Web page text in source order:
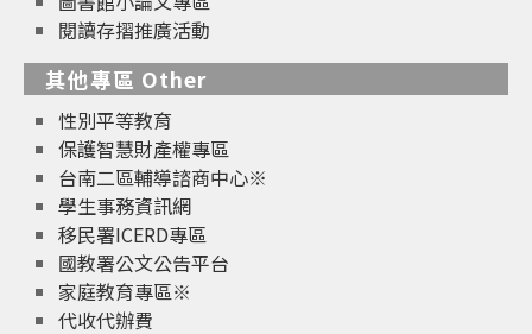
閱讀存摺推廣活動
其他專區 Other
性別平等教育
保護智慧財產權專區
台南二區輔導諮商中心※
學生事務資訊網
移民署ICERD專區
國教署公文公告平台
家庭教育專區※
代收代辦費